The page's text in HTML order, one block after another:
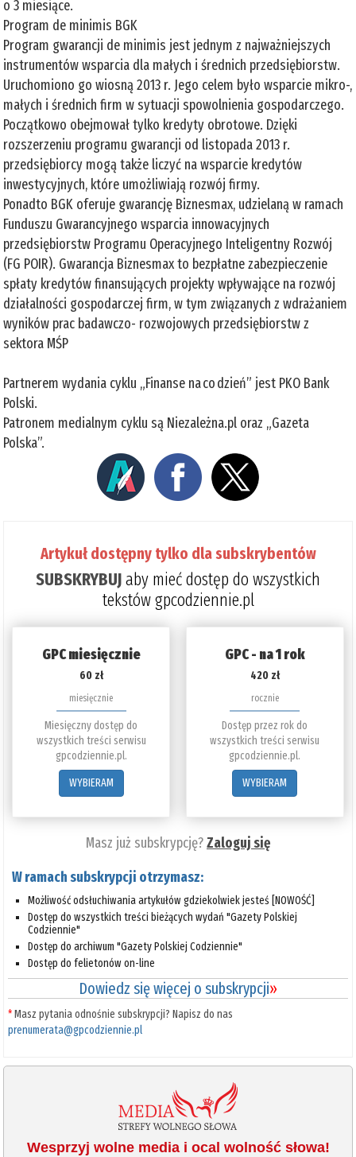
o 3 miesiące.
Program de minimis BGK
Program gwarancji de minimis jest jednym z najważniejszych
instrumentów wsparcia dla małych i średnich przedsiębiorstw.
Uruchomiono go wiosną 2013 r. Jego celem było wsparcie mikro-,
małych i średnich firm w sytuacji spowolnienia gospodarczego.
Początkowo obejmował tylko kredyty obrotowe. Dzięki
rozszerzeniu programu gwarancji od listopada 2013 r.
przedsiębiorcy mogą także liczyć na wsparcie kredytów
inwestycyjnych, które umożliwiają rozwój firmy.
Ponadto BGK oferuje gwarancję Biznesmax, udzielaną w ramach
Funduszu Gwarancyjnego wsparcia innowacyjnych
przedsiębiorstw Programu Operacyjnego Inteligentny Rozwój
(FG POIR). Gwarancja Biznesmax to bezpłatne zabezpieczenie
spłaty kredytów finansujących projekty wpływające na rozwój
działalności gospodarczej firm, w tym związanych z wdrażaniem
wyników prac badawczo- rozwojowych przedsiębiorstw z
sektora MŚP
Partnerem wydania cyklu „Finanse na co dzień” jest PKO Bank
Polski.
Patronem medialnym cyklu są Niezależna.pl oraz „Gazeta
Polska”.
Artykuł dostępny tylko dla subskrybentów
SUBSKRYBUJaby mieć dostęp do wszystkich
tekstów gpcodziennie.pl
GPC miesięcznie
60 zł
miesięcznie
Miesięczny dostęp do
wszystkich treści serwisu
gpcodziennie.pl.
WYBIERAM
GPC - na 1 rok
420 zł
rocznie
Dostęp przez rok do
wszystkich treści serwisu
gpcodziennie.pl.
WYBIERAM
Masz już subskrypcję?Zaloguj się
W ramach subskrypcji otrzymasz:
Możliwość odsłuchiwania artykułów gdziekolwiek jesteś [NOWOŚĆ]
Dostęp do wszystkich treści bieżących wydań "Gazety Polskiej
Codziennie"
Dostęp do archiwum "Gazety Polskiej Codziennie"
Dostęp do felietonów on-line
Dowiedz się więcej o subskrypcji»
*Masz pytania odnośnie subskrypcji? Napisz do nas
prenumerata@gpcodziennie.pl
Wesprzyj wolne media i ocal wolność słowa!